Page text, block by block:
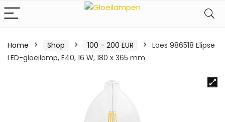
Home Shop 100 - 200 EUR
Laes 986518 Elipse
LED-gloeilamp, E40, 16 W, 180 x 365 mm